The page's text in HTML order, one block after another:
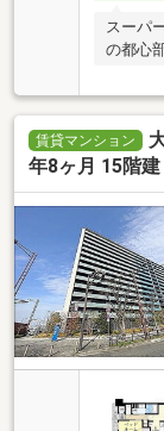
スーパ
の都心
賃貸マンション
年8ヶ月 15階建